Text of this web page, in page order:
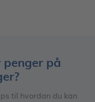
på
til hvordan du kan